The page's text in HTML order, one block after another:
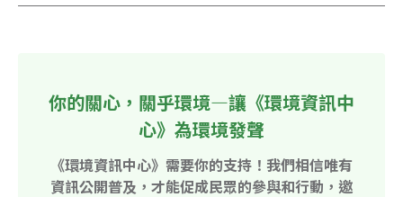
你的關心，關乎環境—讓《環境資訊中
心》為環境發聲
《環境資訊中心》需要你的支持！我們相信唯有
資訊公開普及，才能促成民眾的參與和行動，邀